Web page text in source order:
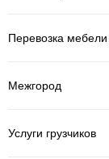
Перевозка мебели
Межгород
Услуги грузчиков